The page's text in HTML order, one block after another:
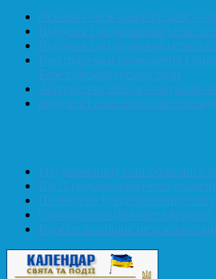
Основна сесія національного
Відбувся І (відбірковий) етап
Відбувся І (відбірковий) етап
Про підсумки проведення І
Березнівської міської ради
Абітурієнти 2026 в
відбувся І етап обласного
І (відбірковий) етап
Про І (відбірковий) етап
Проведено І (відбірковий)
Святкування Дня міста Березне
Пробне зовнішнє незалежне